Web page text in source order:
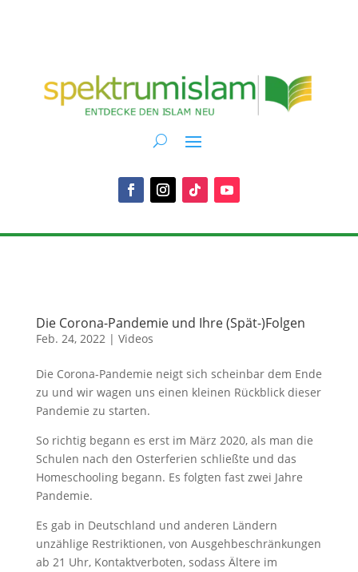
Die Corona-Pandemie und Ihre (Spät-)Folgen
Feb. 24, 2022| Videos
Die Corona-Pandemie neigt sich scheinbar dem Ende
zu und wir wagen uns einen kleinen Rückblick dieser
Pandemie zu starten.
So richtig begann es erst im März 2020, als man die
Schulen nach den Osterferien schließte und das
Homeschooling begann. Es folgten fast zwei Jahre
Pandemie.
Es gab in Deutschland und anderen Ländern
unzählige Restriktionen, von Ausgehbeschränkungen
ab 21 Uhr, Kontaktverboten, sodass Ältere im